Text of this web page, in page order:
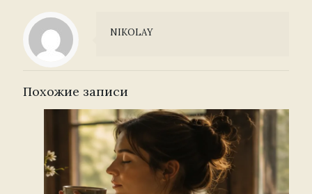
NIKOLAY
Похожие записи